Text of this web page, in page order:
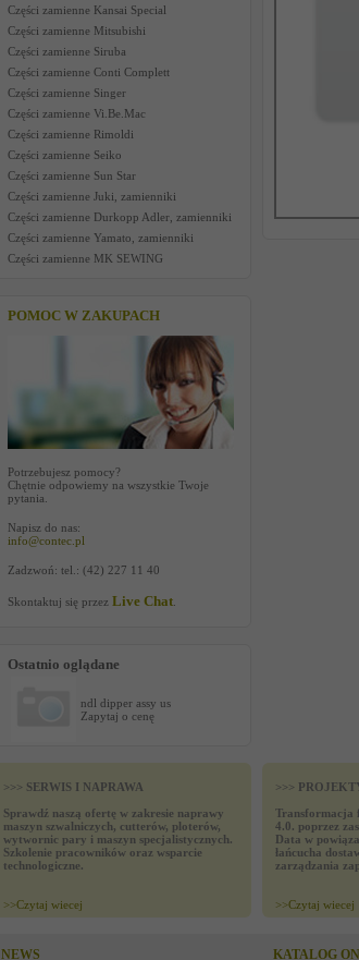
Części zamienne Kansai Special
Części zamienne Mitsubishi
Części zamienne Siruba
Części zamienne Conti Complett
Części zamienne Singer
Części zamienne Vi.Be.Mac
Części zamienne Rimoldi
Części zamienne Seiko
Części zamienne Sun Star
Części zamienne Juki, zamienniki
Części zamienne Durkopp Adler, zamienniki
Części zamienne Yamato, zamienniki
Części zamienne MK SEWING
POMOC W ZAKUPACH
Potrzebujesz pomocy?
Chętnie odpowiemy na wszystkie Twoje
pytania.
Napisz do nas:
info@contec.pl
Zadzwoń: tel.: (42) 227 11 40
Skontaktuj się przez Live Chat
Ostatnio oglądane
ndl dipper assy us
Zapytaj o cenę
>>> SERWIS I NAPRAWA
Sprawdź naszą ofertę w zakresie naprawy
maszyn szwalniczych, cutterów, ploterów,
wytwornic pary i maszyn specjalistycznych.
Szkolenie pracowników oraz wsparcie
technologiczne.
>>Czytaj wiecej
>>>
Transformacja
4.0. poprzez
Data w
łańcucha
zarządzania
>>Czytaj wiecej
NEWS KATALOG